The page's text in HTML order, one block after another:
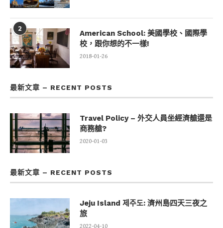
2
American School: 美國學校、國際學
校，跟你想的不一樣!
2018-01-26
最新文章 – RECENT POSTS
Travel Policy – 外交人員坐經濟艙還是
商務艙?
2020-01-03
最新文章 – RECENT POSTS
Jeju Island 제주도: 濟州島四天三夜之
旅
2022-04-10